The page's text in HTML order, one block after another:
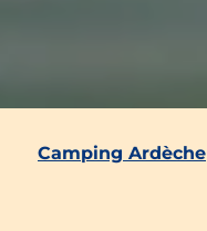
Camping Ardèche